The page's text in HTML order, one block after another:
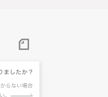
instagram